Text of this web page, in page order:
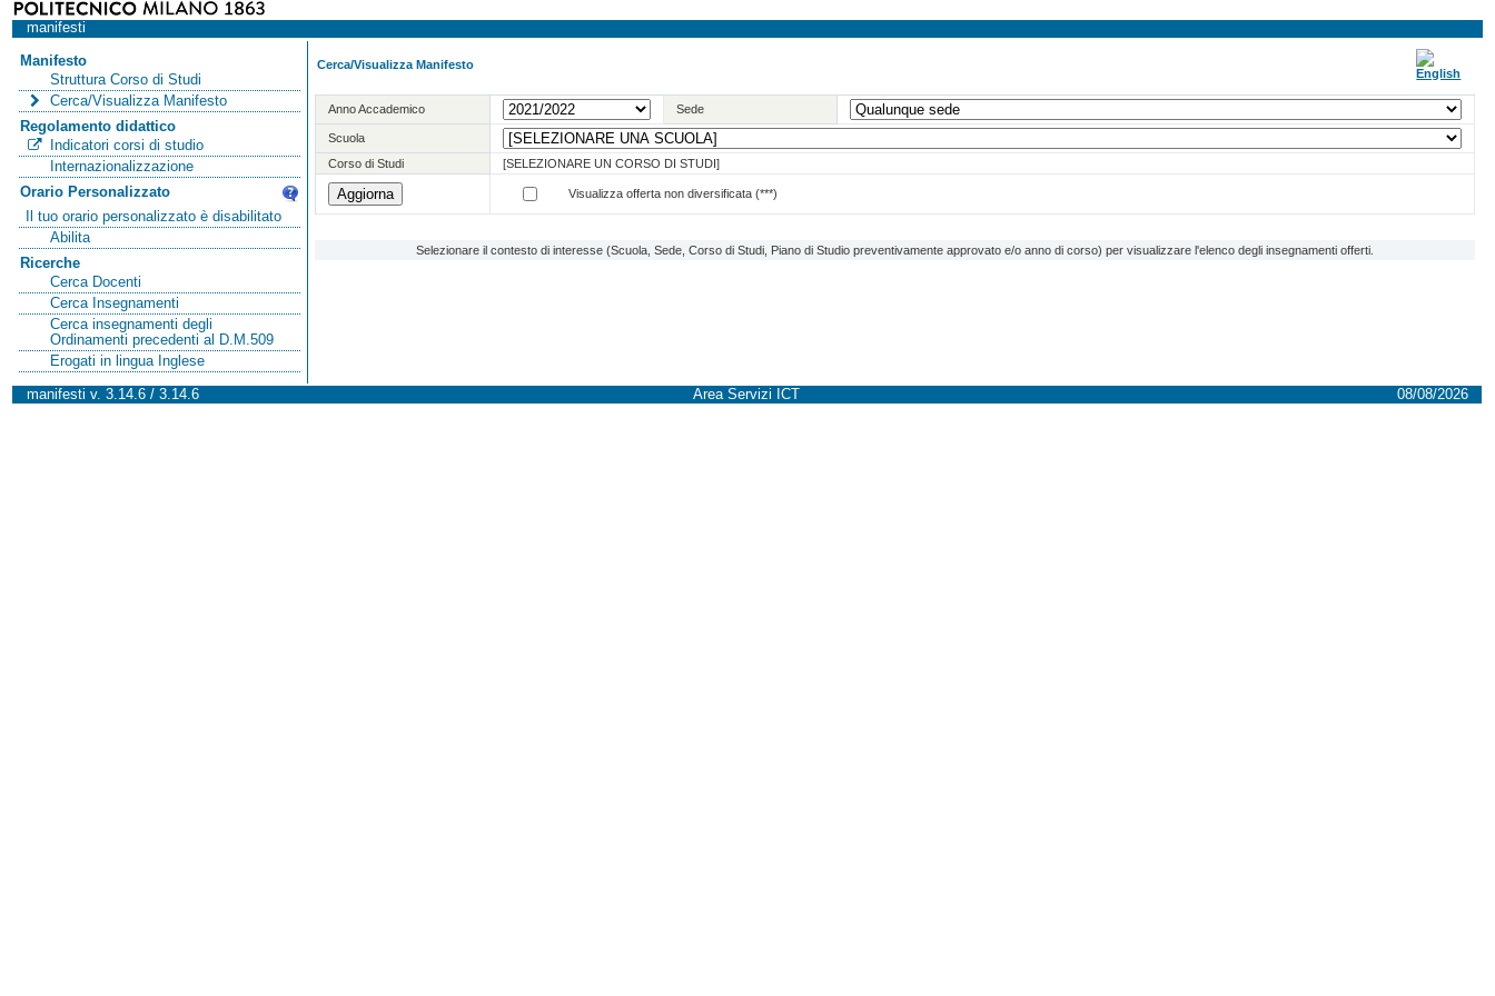
manifesti
Manifesto
Struttura Corso di Studi
Cerca/Visualizza Manifesto
Regolamento didattico
Indicatori corsi di studio
Internazionalizzazione
Orario Personalizzato
Il tuo orario personalizzato è disabilitato
Abilita
Ricerche
Cerca Docenti
Cerca Insegnamenti
Cerca insegnamenti degli
Ordinamenti precedenti al D.M.509
Erogati in lingua Inglese
Cerca/Visualizza Manifesto
Anno Accademico Sede
Scuola
Corso di Studi
[SELEZIONARE UN CORSO DI STUDI]
Visualizza offerta non diversificata (***)
Selezionare il contesto di interesse (Scuola, Sede, Corso di Studi, Piano di Studio preventivamente approvato e/o anno di corso) per visualizzare l'elenco degli insegnamenti offerti.
manifesti v. 3.14.6 / 3.14.6 Area Servizi ICT 08/08/2026